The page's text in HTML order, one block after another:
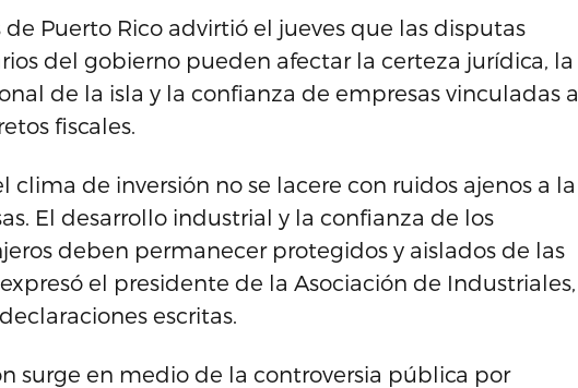
Puerto Rico advirtió el jueves que las disputas
del gobierno pueden afectar la certeza jurídica, la
de la isla y la confianza de empresas vinculadas a
fiscales.
clima de inversión no se lacere con ruidos ajenos a la
El desarrollo industrial y la confianza de los
deben permanecer protegidos y aislados de las
el presidente de la Asociación de Industriales,
escritas.
surge en medio de la controversia pública por